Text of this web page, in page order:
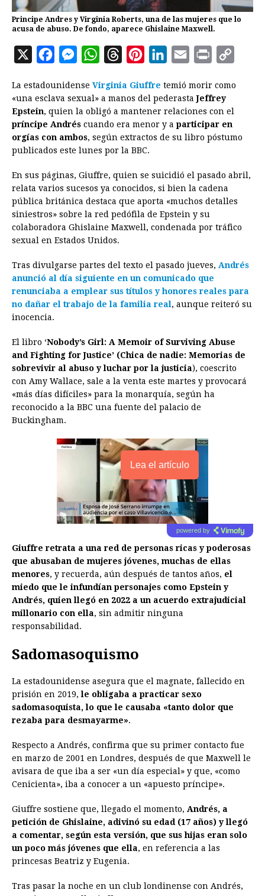
Principe Andres y Virginia Roberts, una de las mujeres que lo
acusa de abuso. De fondo, aparece Ghislaine Maxwell.
X
c
e
b
o
k
M
s
s
e
n
e
W
a
t
s
A
p
r
e
a
d
n
t
e
r
s
n
k
e
d
n
a
i
l
n
t
p
i
k
La estadounidense Virginia Giuffre temió morir como
«una esclava sexual» a manos del pederastaJeffrey
Epstein, quien la obligó a mantener relaciones con el
príncipe Andrés cuando era menor y a participar en
orgías con ambos, según extractos de su libro póstumo
publicados este lunes por la BBC.
En sus páginas, Giuffre, quien se suicidió el pasado abril,
relata varios sucesos ya conocidos, si bien la cadena
pública británica destaca que aporta «muchos detalles
siniestros» sobre la red pedófila de Epstein y su
colaboradora Ghislaine Maxwell, condenada por tráfico
sexual en Estados Unidos.
Tras divulgarse partes del texto el pasado jueves, Andrés
anunció al día siguiente en un comunicado que
renunciaba a emplear sus títulos y honores reales para
no dañar el trabajo de la familia real, aunque reiteró su
inocencia.
El libro ‘Nobody’s Girl: A Memoir of Surviving Abuse
and Fighting for Justice’ (Chica de nadie: Memorias de
sobrevivir al abuso y luchar por la justicia), coescrito
con Amy Wallace, sale a la venta este martes y provocará
«más días difíciles» para la monarquía, según ha
reconocido a la BBC una fuente del palacio de
Buckingham.
Lea el artículo
powered by
Giuffre retrata a una red de personas ricas y poderosas
que abusaban de mujeres jóvenes, muchas de ellas
menores, y recuerda, aún después de tantos años, el
miedo que le infundían personajes como Epstein y
Andrés, quien llegó en 2022 a un acuerdo extrajudicial
millonario con ella, sin admitir ninguna
responsabilidad.
Sadomasoquismo
La estadounidense asegura que el magnate, fallecido en
prisión en 2019,le obligaba a practicar sexo
sadomasoquista, lo que le causaba «tanto dolor que
rezaba para desmayarme».
Respecto a Andrés, confirma que su primer contacto fue
en marzo de 2001 en Londres, después de que Maxwell le
avisara de que iba a ser «un día especial» y que, «como
Cenicienta», iba a conocer a un «apuesto príncipe».
Giuffre sostiene que, llegado el momento, Andrés, a
petición de Ghislaine, adivinó su edad (17 años) y llegó
a comentar, según esta versión, que sus hijas eran solo
un poco más jóvenes que ella, en referencia a las
princesas Beatriz y Eugenia.
Tras pasar la noche en un club londinense con Andrés,